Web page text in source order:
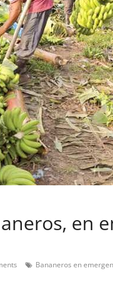
en
Bananeros en